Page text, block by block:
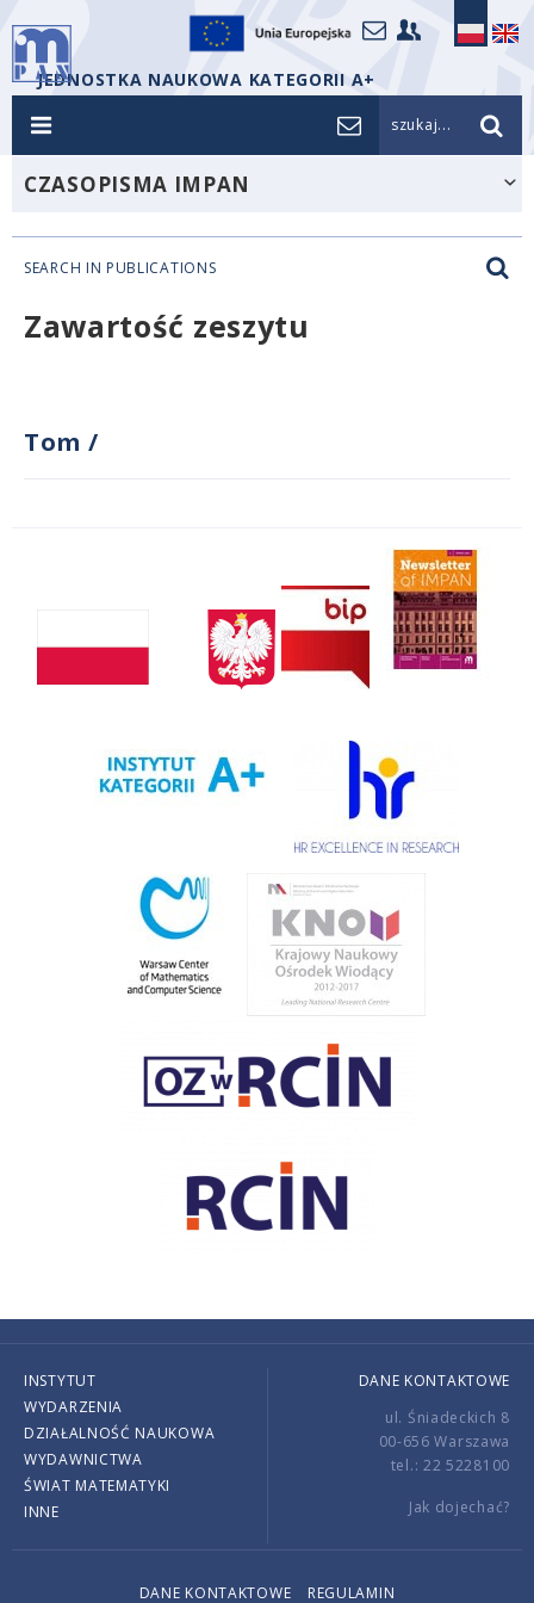
JEDNOSTKA NAUKOWA KATEGORII A+
szukaj...
CZASOPISMA IMPAN
SEARCH IN PUBLICATIONS
Zawartość zeszytu
Tom /
INSTYTUT
WYDARZENIA
DZIAŁALNOŚĆ NAUKOWA
WYDAWNICTWA
ŚWIAT MATEMATYKI
INNE
DANE KONTAKTOWE
ul. Śniadeckich 8
00-656 Warszawa
tel.: 22 5228100
Jak dojechać?
DANE KONTAKTOWE REGULAMIN